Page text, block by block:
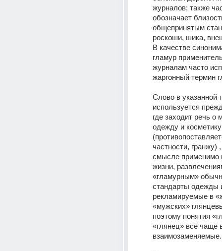
журналов; также
обозначает
общепринятым
роскоши, шика,
В качестве
гламур
журналам часто
жаргонный термин
Слово в указанной
используется
где заходит речь о
одежду и косметику
частности, гранжу)
смысле применимо
жизни,
«гламурным»
стандарты одежды
рекламируемые в
«мужских»
поэтому понятия
«глянец» все чаще
взаимозаменяемые.